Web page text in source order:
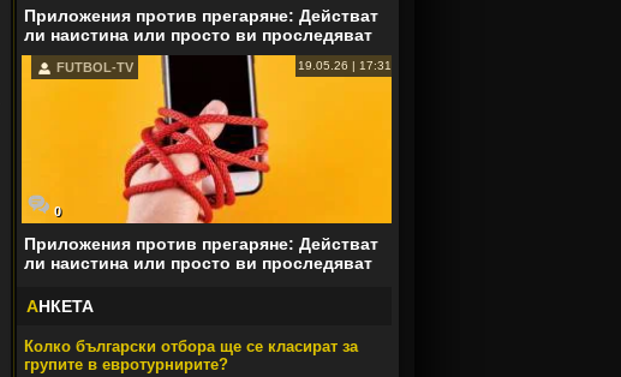
Приложения против прегаряне: Действат
ли наистина или просто ви проследяват
FUTBOL-TV 19.05.26 | 17:31
0
Приложения против прегаряне: Действат
ли наистина или просто ви проследяват
АНКЕТА
Колко български отбора ще се класират за
групите в евротурнирите?